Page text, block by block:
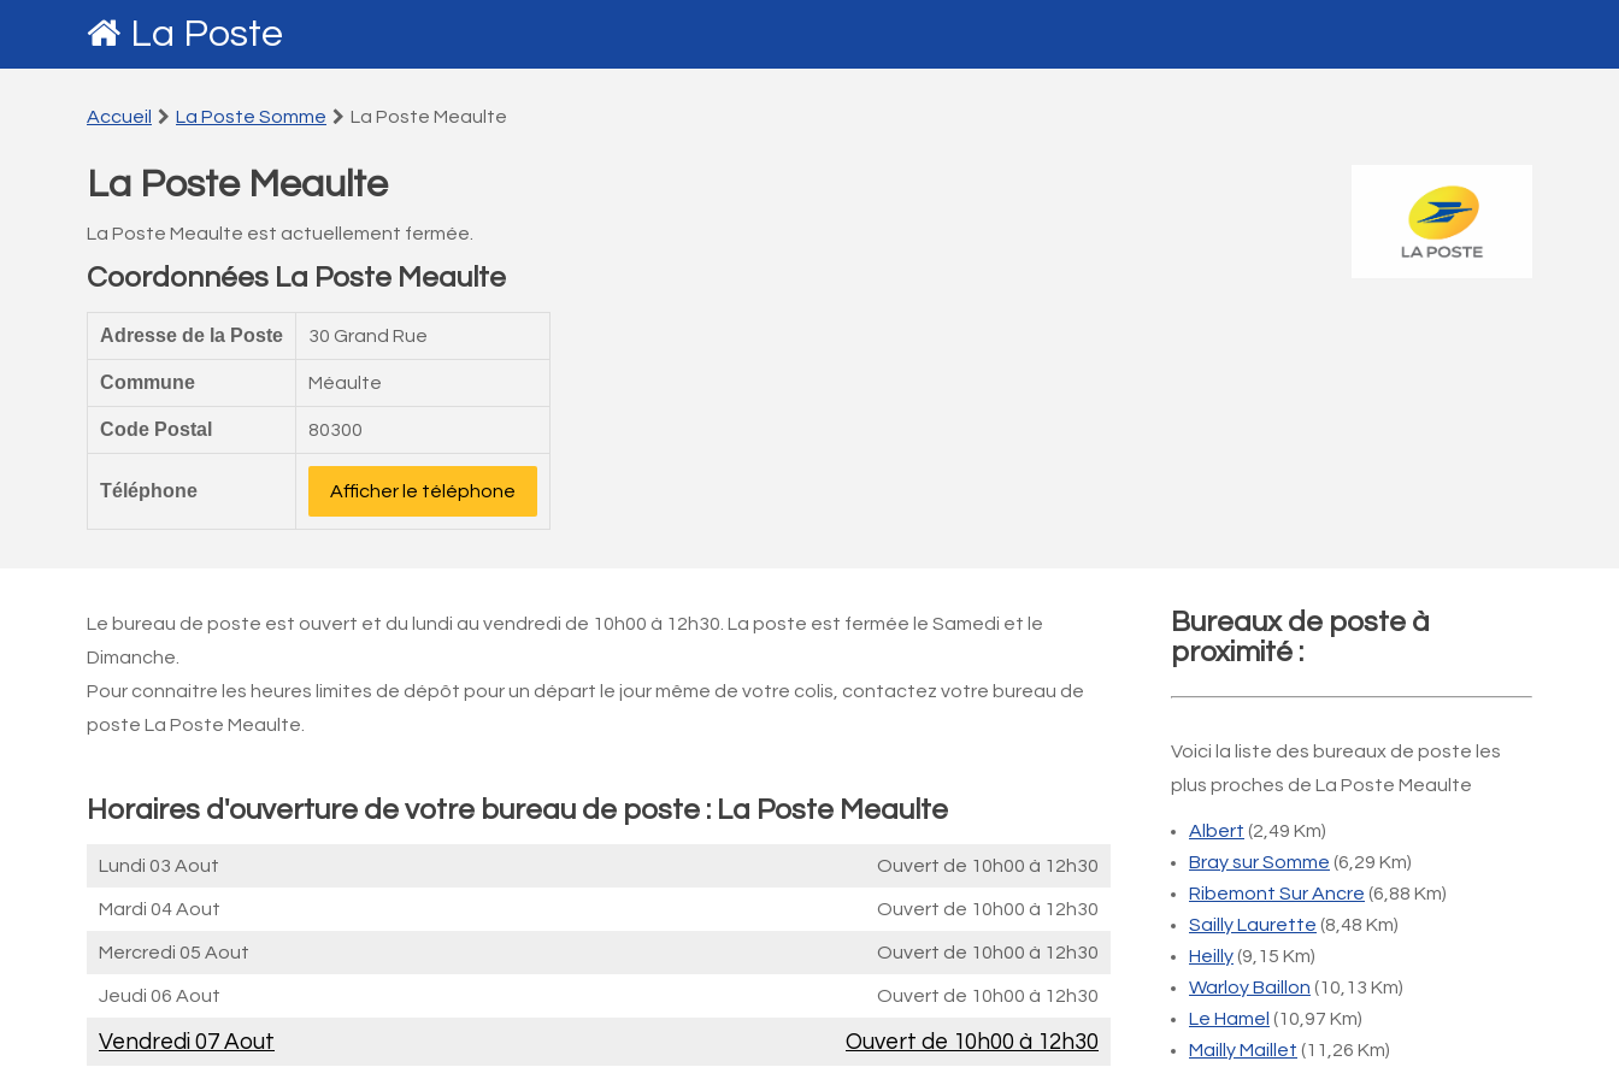
La Poste
Accueil La Poste Somme La Poste Meaulte
La Poste Meaulte
La Poste Meaulte est actuellement fermée.
Coordonnées La Poste Meaulte
Adresse de la Poste 30 Grand Rue
Commune Méaulte
Code Postal 80300
Téléphone Afficher le téléphone
Le bureau de poste est ouvert et du lundi au vendredi de 10h00 à 12h30. La poste est fermée le Samedi et le
Dimanche.
Pour connaitre les heures limites de dépôt pour un départ le jour même de votre colis, contactez votre bureau de
poste La Poste Meaulte.
Horaires d'ouverture de votre bureau de poste : La Poste Meaulte
Lundi 03 Aout Ouvert de 10h00 à 12h30
Mardi 04 Aout Ouvert de 10h00 à 12h30
Mercredi 05 Aout Ouvert de 10h00 à 12h30
Jeudi 06 Aout Ouvert de 10h00 à 12h30
Vendredi 07 Aout Ouvert de 10h00 à 12h30
Bureaux de poste à
proximité :
Voici la liste des bureaux de poste les
plus proches de La Poste Meaulte
Albert (2,49 Km)
Bray sur Somme (6,29 Km)
Ribemont Sur Ancre (6,88 Km)
Sailly Laurette (8,48 Km)
Heilly(9,15 Km)
Warloy Baillon (10,13 Km)
Le Hamel (10,97 Km)
Mailly Maillet (11,26 Km)